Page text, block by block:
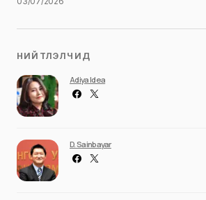
НИЙТЛЭЛЧИД
Adiya Idea
D. Sainbayar